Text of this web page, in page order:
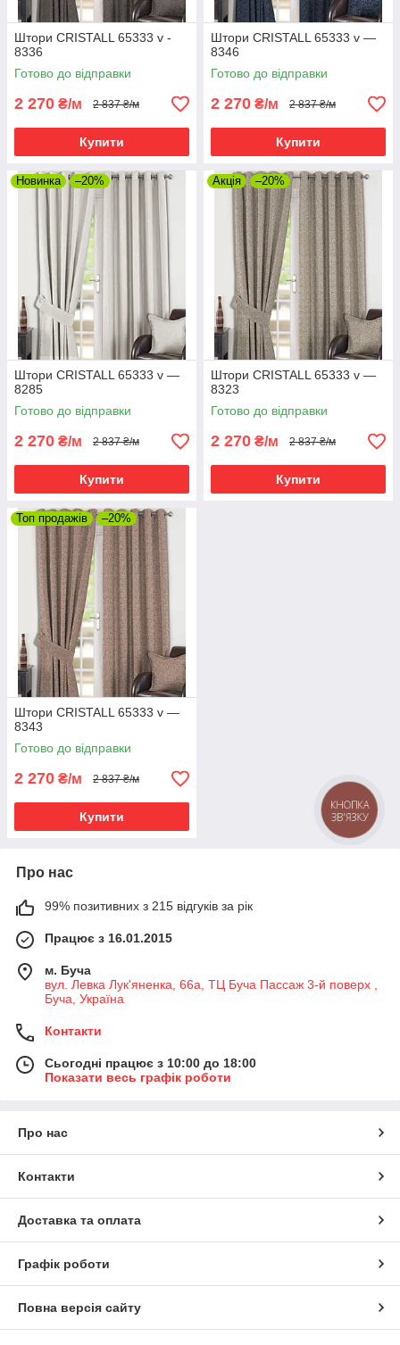
Штори CRISTALL 65333 v -
8336
Готово до відправки
2 270 ₴/м 2 837 ₴/м
Купити
Штори CRISTALL 65333 v —
8346
Готово до відправки
2 270 ₴/м 2 837 ₴/м
Купити
Новинка –20%
Штори CRISTALL 65333 v —
8285
Готово до відправки
2 270 ₴/м 2 837 ₴/м
Купити
Акція –20%
Штори CRISTALL 65333 v —
8323
Готово до відправки
2 270 ₴/м 2 837 ₴/м
Купити
Топ продажів –20%
Штори CRISTALL 65333 v —
8343
Готово до відправки
2 270 ₴/м 2 837 ₴/м
Купити
Про нас
99% позитивних з 215 відгуків за рік
Працює з 16.01.2015
м. Буча
вул. Левка Лук'яненка, 66а, ТЦ Буча Пассаж 3-й поверх ,
Буча, Україна
Контакти
Сьогодні працює з 10:00 до 18:00
Показати весь графік роботи
Про нас
Контакти
Доставка та оплата
Графік роботи
Повна версія сайту